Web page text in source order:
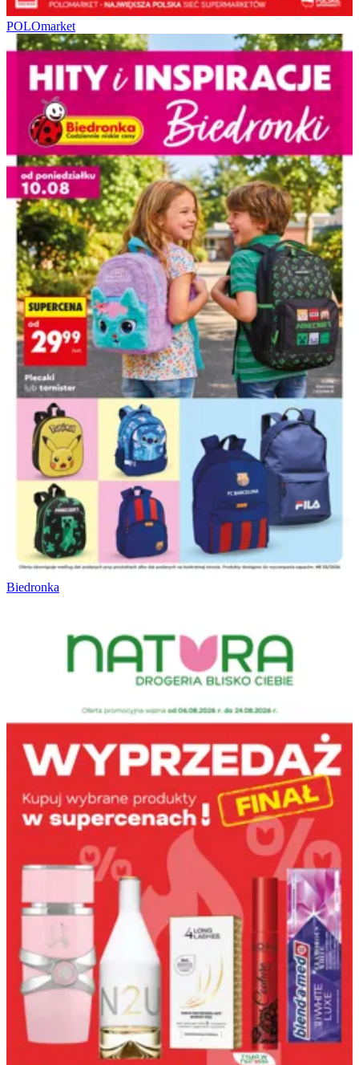
POLOmarket
Biedronka